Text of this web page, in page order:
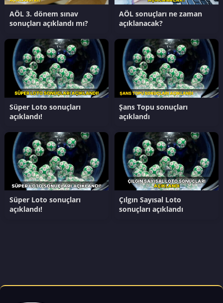
AÖL 3. dönem sınav
sonuçları açıklandı mı?
AÖL sonuçları ne zaman
açıklanacak?
Süper Loto sonuçları
açıklandı!
Şans Topu sonuçları
açıklandı
Süper Loto sonuçları
açıklandı!
Çılgın Sayısal Loto
sonuçları açıklandı